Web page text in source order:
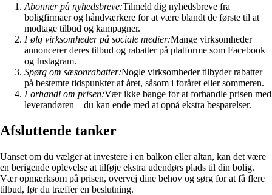
Abonner på nyhedsbreve:Tilmeld dig nyhedsbreve fra
boligfirmaer og håndværkere for at være blandt de første til at
modtage tilbud og kampagner.
Følg virksomheder på sociale medier:Mange virksomheder
annoncerer deres tilbud og rabatter på platforme som Facebook
og Instagram.
Spørg om sæsonrabatter:Nogle virksomheder tilbyder rabatter
på bestemte tidspunkter af året, såsom i foråret eller sommeren.
Forhandl om prisen:Vær ikke bange for at forhandle prisen med
leverandøren – du kan ende med at opnå ekstra besparelser.
Afsluttende tanker
Uanset om du vælger at investere i en balkon eller altan, kan det være
en berigende oplevelse at tilføje ekstra udendørs plads til din bolig.
Vær opmærksom på prisen, overvej dine behov og sørg for at få flere
tilbud, før du træffer en beslutning.